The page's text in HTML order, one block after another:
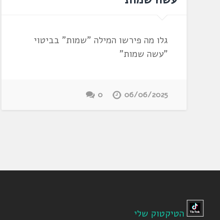
גלו מה פירשו המילה "שמות" בביטוי
"עשה שמות"
06/06/2025
0
הטיקטוק שלי